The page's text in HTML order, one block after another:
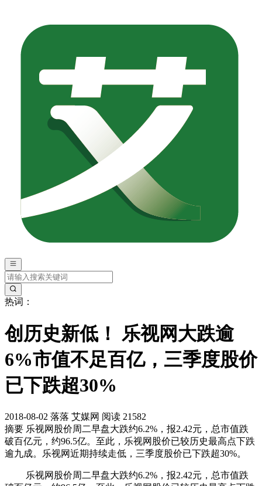
热词：
创历史新低！ 乐视网大跌逾
6%市值不足百亿，三季度股价
已下跌超30%
2018-08-02 落落 艾媒网 阅读 21582
摘要 乐视网股价周二早盘大跌约6.2%，报2.42元，总市值跌
破百亿元，约96.5亿。至此，乐视网股价已较历史最高点下跌
逾九成。乐视网近期持续走低，三季度股价已下跌超30%。
乐视网股价周二早盘大跌约6.2%，报2.42元，总市值跌